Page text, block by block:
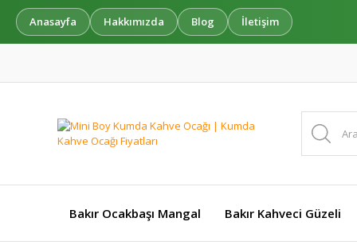
Anasayfa Hakkımızda Blog İletişim
Bakır Ocakbaşı Mangal Bakır Kahveci Güzeli